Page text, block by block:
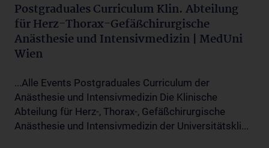
Postgraduales Curriculum Klin. Abteilung
für Herz-Thorax-Gefäßchirurgische
Anästhesie und Intensivmedizin | MedUni
Wien
...Alle Events Postgraduales Curriculum der
Anästhesie und Intensivmedizin Die Klinische
Abteilung für Herz-, Thorax-, Gefäßchirurgische
Anästhesie und Intensivmedizin der Universitätskli...